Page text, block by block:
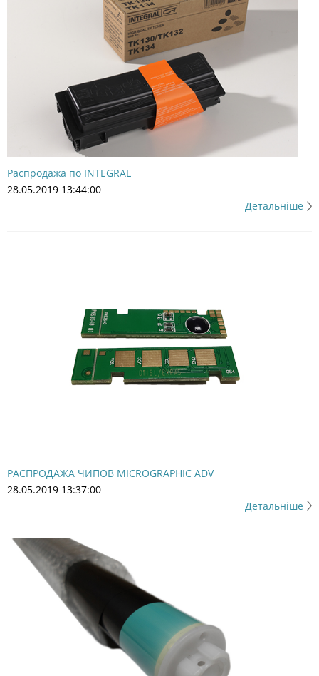
Распродажа по INTEGRAL
28.05.2019 13:44:00
Детальніше
РАСПРОДАЖА ЧИПОВ MICROGRAPHIC ADV
28.05.2019 13:37:00
Детальніше